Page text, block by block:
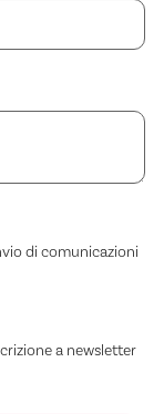
di comunicazioni
a newsletter